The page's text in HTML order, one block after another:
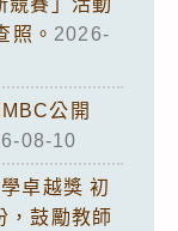
照。 2026-
公開
08-10
卓越獎 初
，鼓勵教師